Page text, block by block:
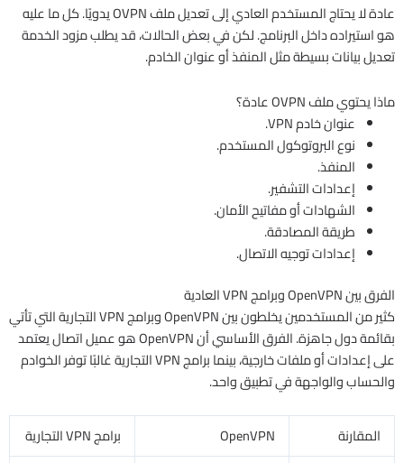
عادة لا يحتاج المستخدم العادي إلى تعديل ملف OVPN يدويًا. كل ما عليه
هو استيراده داخل البرنامج. لكن في بعض الحالات، قد يطلب مزود الخدمة
تعديل بيانات بسيطة مثل المنفذ أو عنوان الخادم.
ماذا يحتوي ملف OVPN عادة؟
عنوان خادم VPN.
نوع البروتوكول المستخدم.
المنفذ.
إعدادات التشفير.
الشهادات أو مفاتيح الأمان.
طريقة المصادقة.
إعدادات توجيه الاتصال.
الفرق بين OpenVPN وبرامج VPN العادية
كثير من المستخدمين يخلطون بين OpenVPN وبرامج VPN التجارية التي تأتي
بقائمة دول جاهزة. الفرق الأساسي أن OpenVPN هو عميل اتصال يعتمد
على إعدادات أو ملفات خارجية، بينما برامج VPN التجارية غالبًا توفر الخوادم
والحساب والواجهة في تطبيق واحد.
المقارنة OpenVPN
برامج VPN التجارية